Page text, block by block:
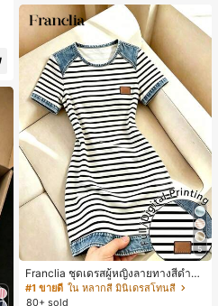
5
Franclia ชุดเดรสผู้หญิงลายทางสีดำขา
วแบบแพตช์เวิร์กเอฟเฟกต์เดนิม สำหรั
บฤดูร้อน รุ่นใหม่ พิมพ์ดิจิทัลลายทางแบ
#1 ขายดี ใน หลากสี มินิเดรสโทนสี
80+ sold